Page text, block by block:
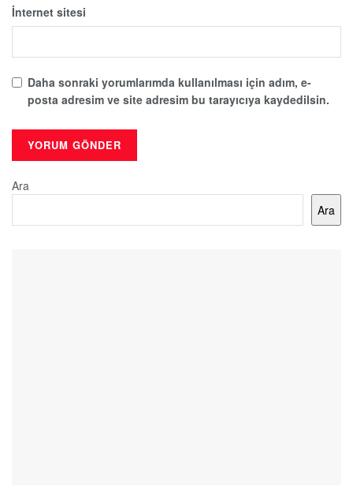
İnternet sitesi
Daha sonraki yorumlarımda kullanılması için adım, e-
posta adresim ve site adresim bu tarayıcıya kaydedilsin.
Ara
Ara